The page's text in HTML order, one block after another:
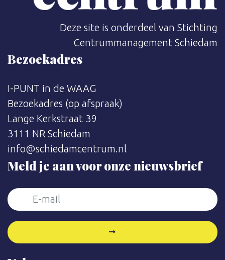
Deze site is onderdeel van Stichting
Centrummanagement Schiedam
Bezoekadres
I-PUNT in de WAAG
Bezoekadres (op afspraak)
Lange Kerkstraat 39
3111 NR Schiedam
info@schiedamcentrum.nl
Meld je aan voor onze nieuwsbrief